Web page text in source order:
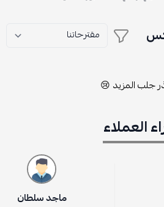
جلب المزيد 😢
العملاء
ماجد سلطان